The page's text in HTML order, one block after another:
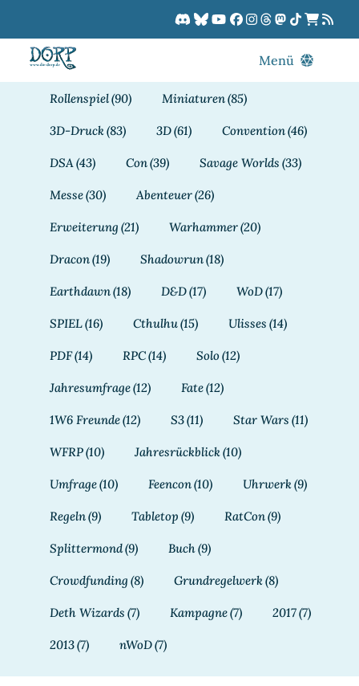
springen
Menü
Rollenspiel(90) Miniaturen(85)
3D-Druck(83) 3D(61) Convention(46)
DSA (43) Con(39) Savage Worlds (33)
Messe(30) Abenteuer(26)
Erweiterung (21) Warhammer(20)
Dracon(19) Shadowrun(18)
Earthdawn(18) D&D(17) WoD(17)
SPIEL(16) Cthulhu(15) Ulisses (14)
PDF(14) RPC(14) Solo(12)
Jahresumfrage(12) Fate(12)
1W6 Freunde(12) S3(11) Star Wars (11)
WFRP(10) Jahresrückblick(10)
Umfrage(10) Feencon(10) Uhrwerk(9)
Regeln(9) Tabletop (9) RatCon(9)
Splittermond(9) Buch(9)
Crowdfunding (8) Grundregelwerk(8)
Deth Wizards (7) Kampagne(7) 2017(7)
2013(7) nWoD(7)